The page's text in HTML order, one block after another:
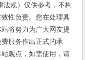
规）仅供参考，不构
性负责。您在处理具
将努力为广大网友提
服务作出正式的承
观点，如需使用，请